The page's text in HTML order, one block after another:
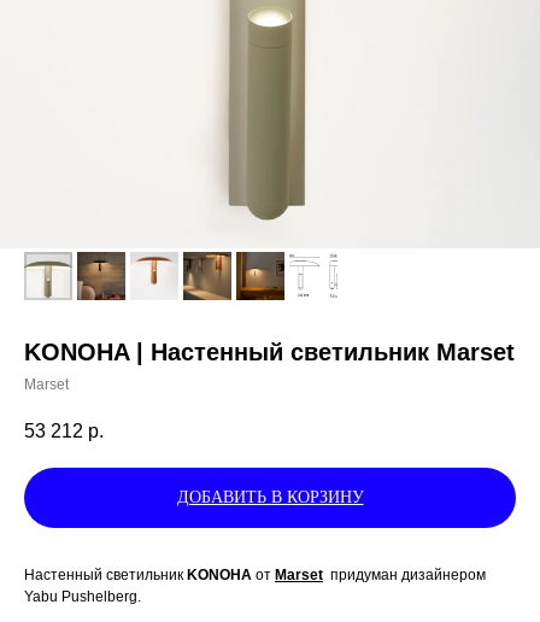
KONOHA | Настенный светильник Marset
Marset
53 212 р.
ДОБАВИТЬ В КОРЗИНУ
Настенный светильник KONOHA от Marset придуман дизайнером
Yabu Pushelberg.